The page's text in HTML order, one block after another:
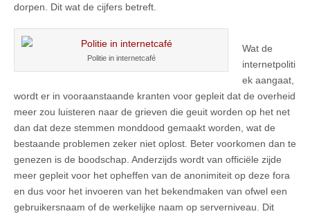
dorpen. Dit wat de cijfers betreft.
Politie in internetcafé
Wat de
internetpoliti
ek aangaat,
wordt er in vooraanstaande kranten voor gepleit dat de overheid
meer zou luisteren naar de grieven die geuit worden op het net
dan dat deze stemmen monddood gemaakt worden, wat de
bestaande problemen zeker niet oplost. Beter voorkomen dan te
genezen is de boodschap. Anderzijds wordt van officiële zijde
meer gepleit voor het opheffen van de anonimiteit op deze fora
en dus voor het invoeren van het bekendmaken van ofwel een
gebruikersnaam of de werkelijke naam op serverniveau. Dit